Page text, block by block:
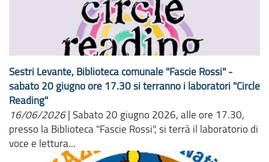
Sestri Levante, Biblioteca comunale "Fascie Rossi" -
sabato 20 giugno ore 17.30 si terranno i laboratori "Circle
Reading"
16/06/2026 | Sabato 20 giugno 2026, alle ore 17.30,
presso la Biblioteca "Fascie Rossi", si terrà il laboratorio di
voce e lettura...